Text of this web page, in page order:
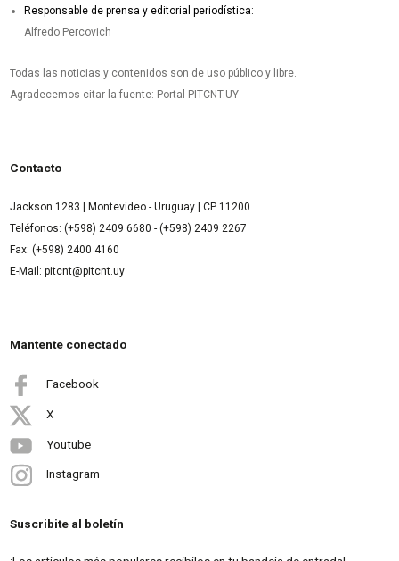
Responsable de prensa y editorial periodística:
Alfredo Percovich
Todas las noticias y contenidos son de uso público y libre.
Agradecemos citar la fuente: Portal PITCNT.UY
Contacto
Jackson 1283 | Montevideo - Uruguay | CP 11200
Teléfonos: (+598) 2409 6680 - (+598) 2409 2267
Fax: (+598) 2400 4160
E-Mail: pitcnt@pitcnt.uy
Mantente conectado
Facebook
X
Youtube
Instagram
Suscribite al boletín